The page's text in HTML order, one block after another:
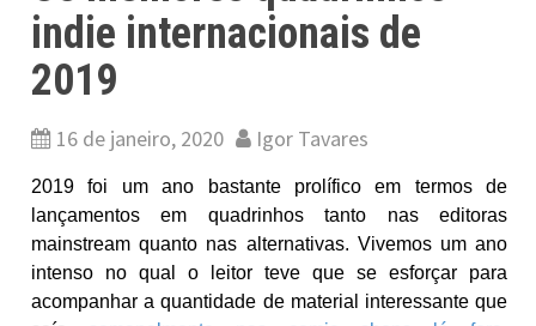
indie internacionais de
2019
16 de janeiro, 2020 Igor Tavares
2019 foi um ano bastante prolífico em termos de
lançamentos em quadrinhos tanto nas editoras
mainstream quanto nas alternativas. Vivemos um ano
intenso no qual o leitor teve que se esforçar para
acompanhar a quantidade de material interessante que